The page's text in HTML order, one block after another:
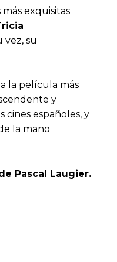
exquisitas
vez, su
la película más
y
españoles, y
la mano
Pascal Laugier.